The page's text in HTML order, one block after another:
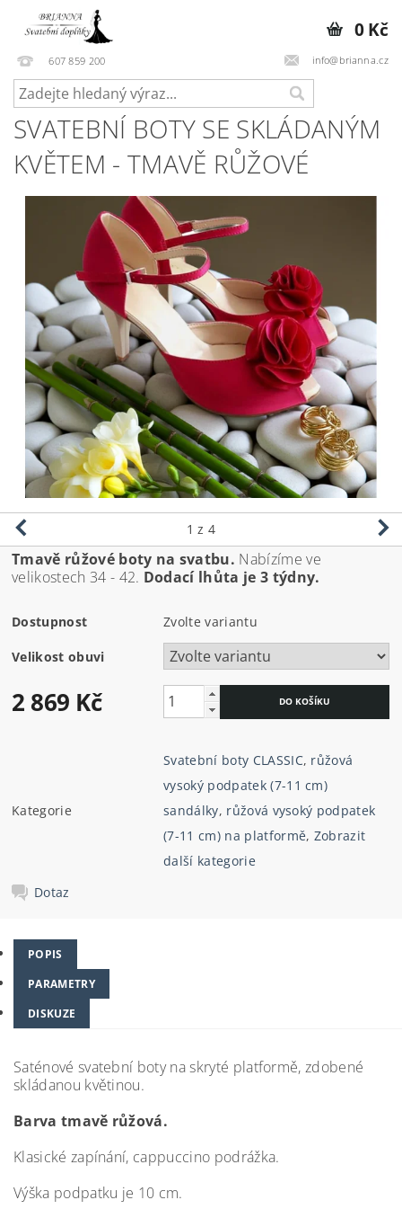
607 859 200 info@brianna.cz
0 Kč
SVATEBNÍ BOTY SE SKLÁDANÝM
KVĚTEM - TMAVĚ RŮŽOVÉ
1 z 4
Tmavě růžové boty na svatbu. Nabízíme ve
velikostech 34 - 42. Dodací lhůta je 3 týdny.
Dostupnost Zvolte variantu
Velikost obuvi
2 869 Kč
Kategorie
Svatební boty CLASSIC, růžová
vysoký podpatek (7-11 cm)
sandálky, růžová vysoký podpatek
(7-11 cm) na platformě, Zobrazit
další kategorie
Dotaz
POPIS
PARAMETRY
DISKUZE
Saténové svatební boty na skryté platformě, zdobené
skládanou květinou.
Barva tmavě růžová.
Klasické zapínání, cappuccino podrážka.
Výška podpatku je 10 cm.